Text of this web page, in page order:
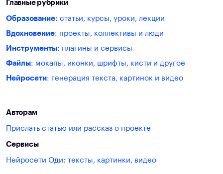
Главные рубрики
Образование: статьи, курсы, уроки, лекции
Вдохновение: проекты, коллективы и люди
Инструменты: плагины и сервисы
Файлы: мокапы, иконки, шрифты, кисти и другое
Нейросети: генерация текста, картинок и видео
Авторам
Прислать статью или рассказ о проекте
Сервисы
Нейросети Оди: тексты, картинки, видео